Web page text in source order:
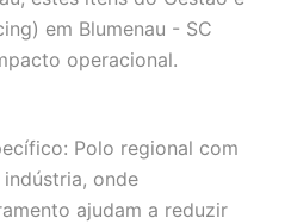
em Blumenau - SC
operacional.
Polo regional com
onde
ajudam a reduzir